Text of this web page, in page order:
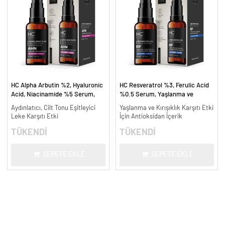
HC Alpha Arbutin %2, Hyaluronic
Acid, Niacinamide %5 Serum,
ml.
Aydınlatıcı, Cilt Tonu Eşitleyici
Leke Karşıtı Etki
TÜKENDİ
HC Resveratrol %3, Ferulic Acid
%0.5 Serum, Yaşlanma ve
Yaşlanma ve Kırışıklık Karşıtı Etki
İçin Antioksidan İçerik
TÜKENDİ